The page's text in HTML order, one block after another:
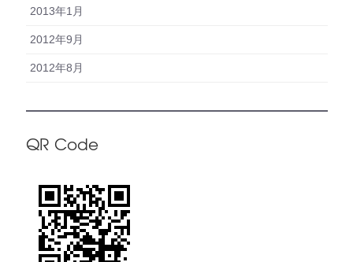
2013年1月
2012年9月
2012年8月
QR Code